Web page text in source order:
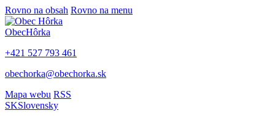
Rovno na obsah Rovno na menu
ObecHôrka
+421 527 793 461
obechorka@obechorka.sk
Mapa webu RSS
SKSlovensky